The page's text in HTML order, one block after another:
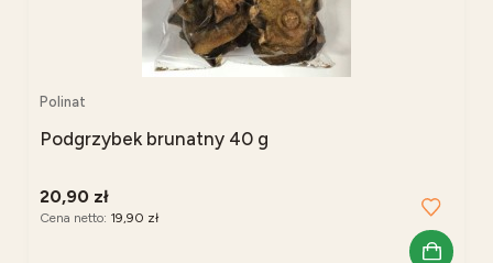
Podgrzybek brunatny 40 g
Polinat
20,90 zł
Cena netto: 19,90 zł